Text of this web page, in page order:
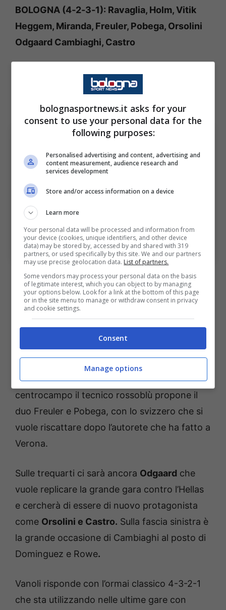
BOLOGNA (4‑2‑3‑1): Ravaglia, Holm, Vitik
Heggem, Miranda, Freuler, Pobega, Orsolini
Odgaard Cambiaghi, Castro
FIORENTINA (4-3-2-1): De Gea; Dodò,
Comuzzo, Pongracic, Gosens; Mandragora,
Fagioli, Ndour; Parisi, Gudmundsson; Piccoli
Bologna-Fiorentina, le scelte dal primo minuto dei due
club BolognaSportNews (Photo by Alessandro
Sabattini/Getty Images Via OneFootball)
Le scelte di Italiano per la sfida in
casa
ha deciso di schierare il suo classico
4-2-3-1. In porta Ravaglia che difenderà i pali
con la coppiaHeggem e Vitikdavanti a lui,
sulle fasce ci sono
e Miranda
terzini più in forma del campionato italiano. A
centrocampo il tecnico rossoblù propone il
duo Freuler e Pobega, con lo svizzero che si
vuole riscattare dopo l’autorete che ha fatto a
Verona.
Sulle trequarti ci sarà ancora Odgaard che
vuole replicare la grande gara contro l’Hellas
e cercherà di essere di nuovo protagonista
come Orsolini e Castro. Sulla fascia sinistra è
la grande occasione di Cambiaghi al posto di
Dominguez e Rowe.
Vanoli risponde con l’ormai classico 4-3-2-1
che sta utilizzando nelle ultime gare con
bolognasportnews.it asks for your
consent to use your personal data for the
following purposes:
Personalised advertising and content, advertising and
content measurement, audience research and
services development
Store and/or access information on a device
Learn more
Your personal data will be processed and information from
your device (cookies, unique identifiers, and other device
data) may be stored by, accessed by and shared with 319
partners, or used specifically by this site. We and our partners
may use precise geolocation data. List of partners.
Some vendors may process your personal data on the basis
of legitimate interest, which you can object to by managing
your options below. Look for a link at the bottom of this page
or in the site menu to manage or withdraw consent in privacy
and cookie settings.
Consent
Manage options